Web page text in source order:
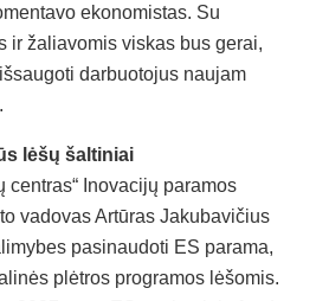
ekonomistas. Su
ir žaliavomis viskas bus gerai,
darbuotojus naujam
lėšų šaltiniai
centras“ Inovacijų paramos
vadovas Artūras Jakubavičius
pasinaudoti ES parama,
plėtros programos lėšomis.